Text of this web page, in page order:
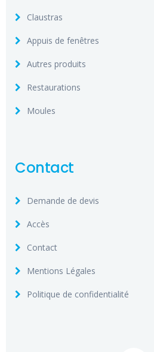
Claustras
Appuis de fenêtres
Autres produits
Restaurations
Moules
Contact
Demande de devis
Accès
Contact
Mentions Légales
Politique de confidentialité